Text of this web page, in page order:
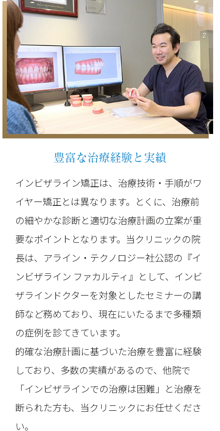
豊富な治療経験と実績
インビザライン矯正は、治療技術・手順がワ
イヤー矯正とは異なります。とくに、治療前
の細やかな診断と適切な治療計画の立案が重
要なポイントとなります。当クリニックの院
長は、アライン・テクノロジー社公認の『イ
ンビザライン ファカルティ』として、インビ
ザラインドクターを対象としたセミナーの講
師など務めており、現在にいたるまで多種類
の症例を診てきています。
的確な治療計画に基づいた治療を豊富に経験
しており、多数の実績があるので、他院で
「インビザラインでの治療は困難」と治療を
断られた方も、当クリニックにお任せくださ
い。